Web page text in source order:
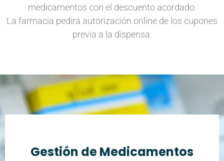
medicamentos con el descuento acordado.
La farmacia pedirá autorización online de los cupones
previa a la dispensa.
Gestión de Medicamentos